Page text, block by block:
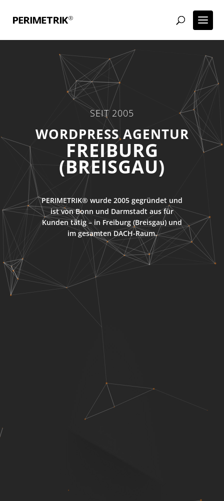
SEIT 2005
WORDPRESS AGENTUR
FREIBURG
(BREISGAU)
PERIMETRIK® wurde 2005 gegründet und
ist von Bonn und Darmstadt aus für
Kunden tätig – in Freiburg (Breisgau) und
im gesamten DACH-Raum.